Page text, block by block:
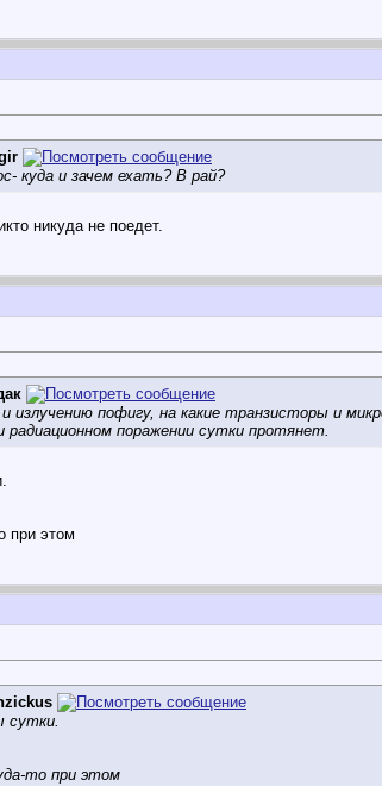
куда и зачем ехать? В рай?
никуда не поедет.
излучению пофигу, на какие транзисторы и
радиационном поражении сутки протянет.
при этом
сутки.
то при этом